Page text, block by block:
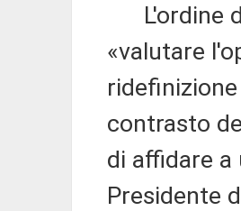
L'ordine
«valutare
contrasto
di affidare
Presidente